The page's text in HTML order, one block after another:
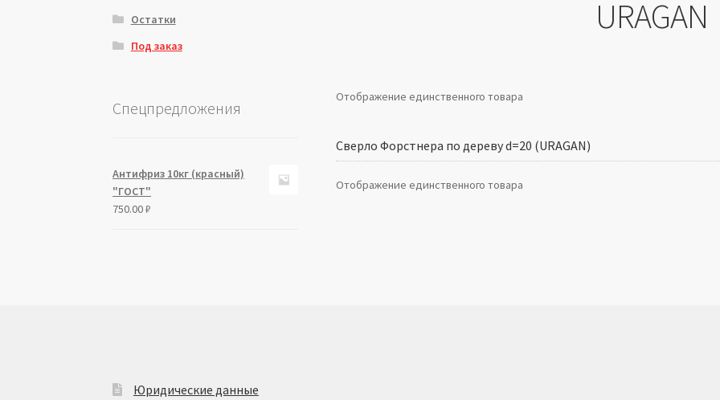
URAGAN
Отображение единственного товара
Сверло Форстнера по дереву d=20 (URAGAN)
Отображение единственного товара
Остатки
Под заказ
Спецпредложения
Антифриз 10кг (красный)
"ГОСТ"
750.00₽
Юридические данные